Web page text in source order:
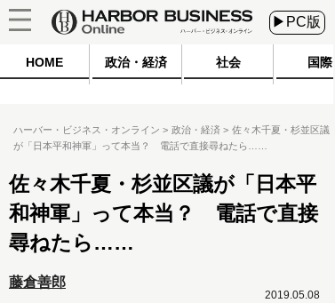
▶PC版
HOME 政治・経済 社会 国際
ハーバー・ビジネス・オンライン 政治・経済
佐々木千夏・杉並区議
が「日本平和神軍」って本当？ 電話で直接尋ねたら……
佐々木千夏・杉並区議が「日本平
和神軍」って本当？ 電話で直接
尋ねたら……
藤倉善郎
2019.05.08